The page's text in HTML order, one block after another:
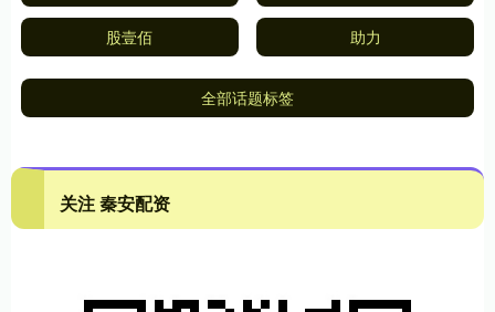
股壹佰 助力
全部话题标签
关注 秦安配资